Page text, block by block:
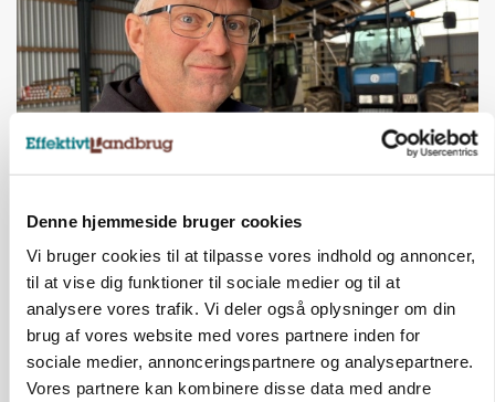
Denne hjemmeside bruger cookies
Vi bruger cookies til at tilpasse vores indhold og annoncer,
til at vise dig funktioner til sociale medier og til at
analysere vores trafik. Vi deler også oplysninger om din
brug af vores website med vores partnere inden for
sociale medier, annonceringspartnere og analysepartnere.
Vores partnere kan kombinere disse data med andre
»Nu stopper I«: Landbrugsdebattør og
protestgruppe vil demonstrere mod ny
gødskningslov
Annonce